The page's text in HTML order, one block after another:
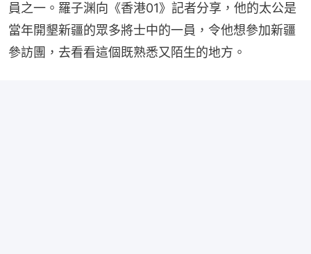
員之一。羅子渊向《香港01》記者分享，他的太公是
當年開墾新疆的眾多將士中的一員，令他想參加新疆
參訪團，去看看這個既熟悉又陌生的地方。